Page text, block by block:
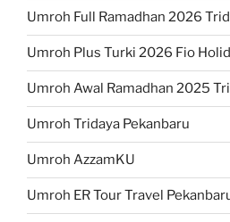
Umroh Full Ramadhan 2026
Umroh Plus Turki 2026 Fio
Umroh Awal Ramadhan 2025
Umroh Tridaya Pekanbaru
Umroh AzzamKU
Umroh ER Tour Travel